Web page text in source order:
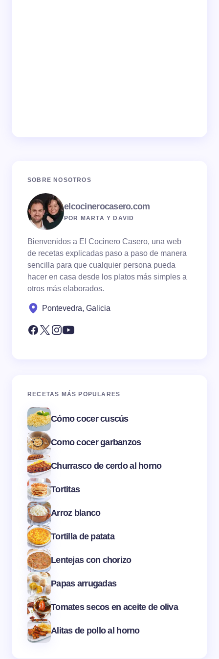
SOBRE NOSOTROS
elcocinerocasero.com
POR MARTA Y DAVID
Bienvenidos a El Cocinero Casero, una web
de recetas explicadas paso a paso de manera
sencilla para que cualquier persona pueda
hacer en casa desde los platos más simples a
otros más elaborados.
Pontevedra, Galicia
RECETAS MÁS POPULARES
Cómo cocer cuscús
Como cocer garbanzos
Churrasco de cerdo al horno
Tortitas
Arroz blanco
Tortilla de patata
Lentejas con chorizo
Papas arrugadas
Tomates secos en aceite de oliva
Alitas de pollo al horno